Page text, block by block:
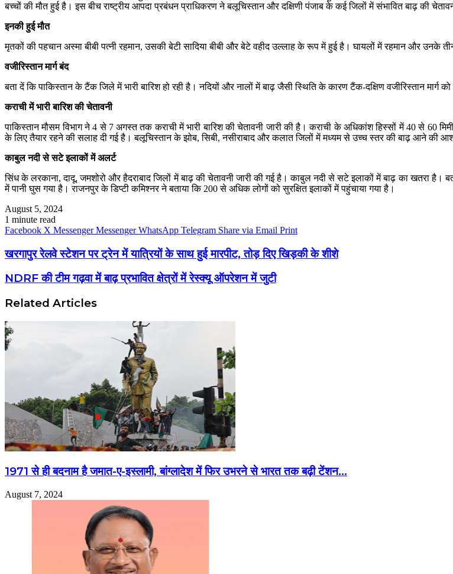
बच्चों की मौत हुई है। इस बीच राष्ट्रीय आपदा प्रबंधन प्राधिकरण ने बलूचिस्तान और दक्षिणी पंजाब के कई जिलों में संभावित बाढ़ की
इनकी हुई मौत
मृतकों की पहचान अस्मा बीबी पत्नी रहमान, उसकी बेटी सादिया बीबी और बेटे वहीद उल्लाह के रूप में हुई है। घायलों में रहमान और उनके
वजीरिस्तान मार्ग बंद
बता दें कि पाकिस्तान के टैंक जिले में भारी बारिश हो रही है। नदियों और नालों में बाढ़ जैसी स्थिति के कारण टैंक-दक्षिण वजीरिस्तान मार्ग
कराची में भारी बारिश की चेतावनी
पाकिस्तान मौसम विभाग ने 4 से 7 अगस्त तक कराची में भारी बारिश की चेतावनी जारी की है। कराची के अधिकांश हिस्सों में 40 से 60
के लिए तैयार रहने की सलाह दी गई है। बलूचिस्तान के झोब, सिबी, नसीराबाद और कलात जिलों में मध्यम से उच्च स्तर की बाढ़ आने की
काबुल नदी से सटे इलाकों में अलर्ट
सिंध के लरकाना, दादू, जमशोरो और हैदराबाद जिलों में बाढ़ की चेतावनी जारी की गई है। काबुल नदी से सटे इलाकों में बाढ़ का खतरा
में पानी घुस गया है। राजनपुर के डिप्टी कमिश्नर ने बताया कि 200 से अधिक लोगों को सुरक्षित इलाकों में पहुंचाया गया है।
August 5, 2024
1 minute read
Facebook X Messenger Messenger WhatsApp Telegram Share via Email Print
खरगापुर रेलवे स्टेशन पर ट्रेन में यात्रियों के साथ हुई मारपीट, तोड़ दिए खिड़की के शीशे
NDRF की टीम गढ़वा में बाढ़ प्रभावित क्षेत्रों में रेस्क्यू ऑपरेशन में जुटी
Related Articles
1971 से ही बदनाम है जमात-ए-इस्लामी, बांग्लादेश में फिर उभरने से भारत तक बढ़ी टेंशन…
August 7, 2024